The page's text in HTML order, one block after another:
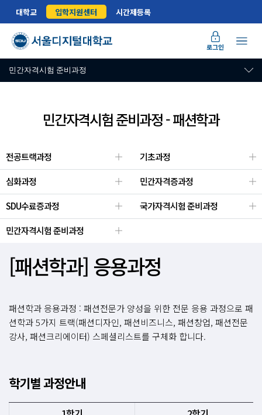
대학교 입학지원센터 시간제등록
로그인
민간자격시험 준비과정
민간자격시험 준비과정 - 패션학과
전공트랙과정
기초과정
심화과정
민간자격증과정
SDU수료증과정
국가자격시험 준비과정
민간자격시험 준비과정
[패션학과] 응용과정
패션학과 응용과정 : 패션전문가 양성을 위한 전문 응용 과정으로 패
션학과 5가지 트랙(패션디자인, 패션비즈니스, 패션창업, 패션전문
강사, 패션크리에이터) 스페셜리스트를 구체화 합니다.
학기별 과정안내